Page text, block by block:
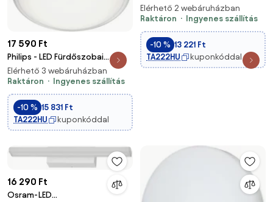
17 590 Ft
Philips - LED Fürdőszobai
mennyezeti lámpa DORIS
LED/17W/230V 4000K IP44
Elérhető 3 webáruházban
Raktáron
Ingyenes szállítás
-10 % 15 831 Ft
TA222HU
kuponkóddal
tükörmegvilágítás ELBA
LED/12W/230V 4000K 60 cm
IP44 fekete
Elérhető 2 webáruházban
Raktáron
Ingyenes szállítás
-10 % 13 221 Ft
TA222HU
kuponkóddal
16 290 Ft
Osram-LED